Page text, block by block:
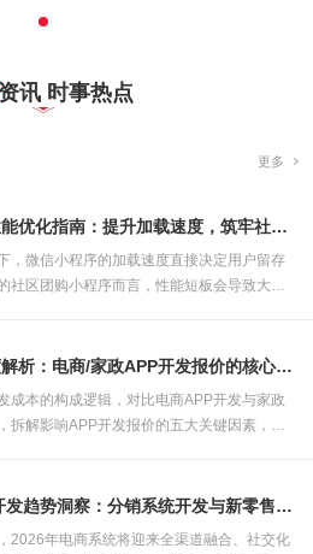
资讯 时事热点
更多
微信小程序开发性能优化指南：提升加载速度，筑牢社区团购小程序用户留存根基
，微信小程序的加载速度直接决定用户留存
社区团购小程序而言，性能短板会导致大量
APP开发成本深度解析：电商/家政APP开发报价的核心影响因素
成本的构成逻辑，对比电商APP开发与家政
拆解影响APP开发报价的五大关键因素，帮
2026年电商系统开发趋势洞察：分销系统开发与新零售系统技术选型指南
2026年电商系统将迎来全渠道融合、社交化